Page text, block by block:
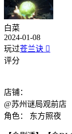
白菜
2024-01-08
玩过苍兰诀 
评分
店铺：
@苏州谜局观前店
角色： 东方照夜